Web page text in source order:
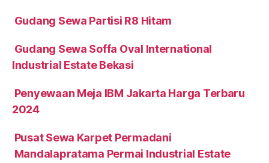
Gudang Sewa Partisi R8 Hitam
Gudang Sewa Soffa Oval International
Industrial Estate Bekasi
Penyewaan Meja IBM Jakarta Harga Terbaru
2024
Pusat Sewa Karpet Permadani
Mandalapratama Permai Industrial Estate